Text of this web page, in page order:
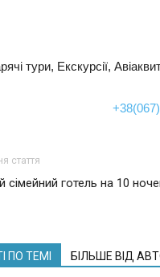
тури, Екскурсії,
стаття
сімейний готель на 10
ПО ТЕМІ БІЛЬШЕ ВІД